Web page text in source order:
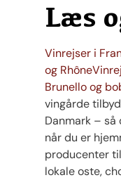
Læs
Vinrejser i
og Rhône
Brunello og
vingårde
Danmark –
når du er
producenter
lokale oste,